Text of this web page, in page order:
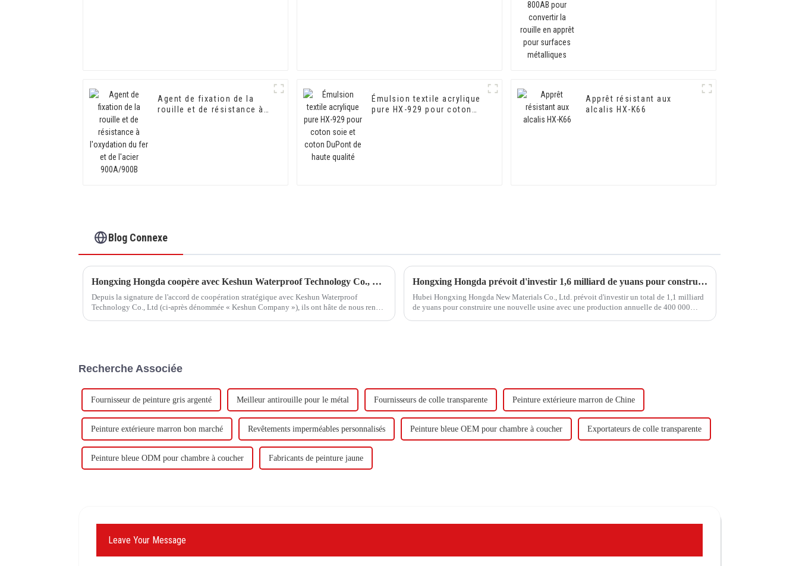
Agent de fixation de la
rouille et de résistance à
Émulsion textile acrylique
pure HX-929 pour coton
Apprêt résistant aux
alcalis HX-K66
Blog Connexe
Hongxing Hongda coopère avec Keshun Waterproof Technology Co., Ltd pour apporter un nouvel avenir à l'industrie
Depuis la signature de l'accord de coopération stratégique avec Keshun Waterproof
Technology Co., Ltd (ci-après dénommée « Keshun Company »), ils ont hâte de nous rendre
Hongxing Hongda prévoit d'investir 1,6 milliard de yuans pour construire une nouvelle usine de production d'émulsion d'une capacité de production de 510 000 tonnes par an.
Hubei Hongxing Hongda New Materials Co., Ltd. prévoit d'investir un total de 1,1 milliard
de yuans pour construire une nouvelle usine avec une production annuelle de 400 000
Recherche Associée
Fournisseur de peinture gris argenté Meilleur antirouille pour le métal Fournisseurs de colle transparente Peinture extérieure marron de Chine
Peinture extérieure marron bon marché Revêtements imperméables personnalisés Peinture bleue OEM pour chambre à coucher Exportateurs de colle transparente
Peinture bleue ODM pour chambre à coucher Fabricants de peinture jaune
Leave Your Message